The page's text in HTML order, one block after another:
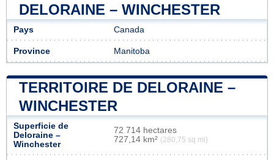
DELORAINE – WINCHESTER
Pays Canada
Province Manitoba
TERRITOIRE DE DELORAINE –
WINCHESTER
Superficie de
Deloraine –
Winchester
72 714 hectares
727,14 km² (280,75 sq mi)